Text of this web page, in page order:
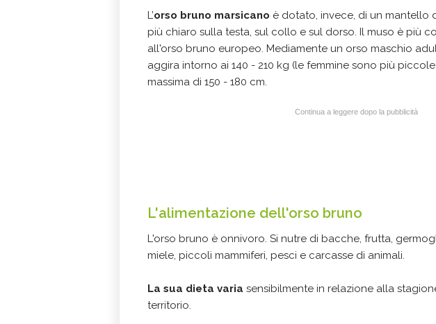
L’orso bruno marsicano è dotato, invece, di un mantello
più chiaro sulla testa, sul collo e sul dorso. Il muso è più
all'orso bruno europeo. Mediamente un orso maschio
aggira intorno ai 140 - 210 kg (le femmine sono più
massima di 150 - 180 cm.
Continua a leggere dopo la pubblicità
L'alimentazione dell'orso bruno
L'orso bruno è onnivoro. Si nutre di bacche, frutta,
miele, piccoli mammiferi, pesci e carcasse di animali.
La sua dieta varia sensibilmente in relazione alla
territorio.